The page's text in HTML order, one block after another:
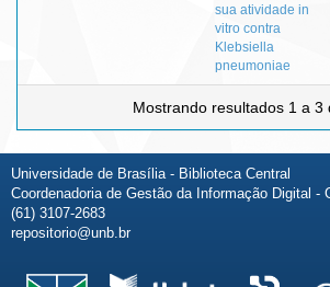
sua atividade in
vitro contra
Klebsiella
pneumoniae
Mostrando resultados 1 a 3
Universidade de Brasília - Biblioteca Central
Coordenadoria de Gestão da Informação Digital -
(61) 3107-2683
repositorio@unb.br